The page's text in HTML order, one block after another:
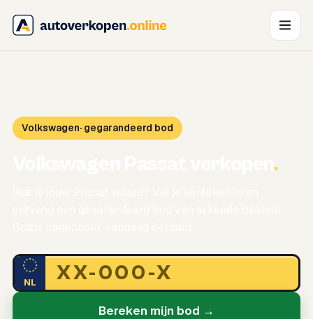
Volkswagen· gegarandeerd bod
.
NL
Bereken mijn bod →